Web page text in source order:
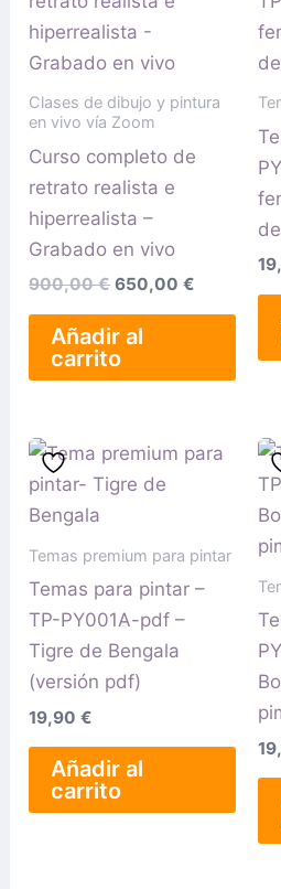
Clases de dibujo y pintura
en vivo vía Zoom
Curso completo de
retrato realista e
hiperrealista –
Grabado en vivo
900,00€
original
era:
650,00€
Añadir al
carrito
Temas premium para pintar
Temas para pintar –
TP-PY001A-pdf –
Tigre de Bengala
(versión pdf)
19,90€
Añadir al
carrito